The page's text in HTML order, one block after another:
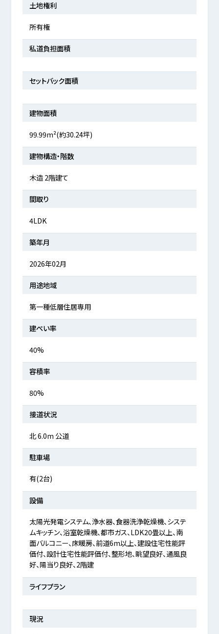
土地権利
所有権
私道負担面積
セットバック面積
建物面積
99.99m²(約30.24坪)
建物構造・階数
木造 2階建て
間取り
4LDK
築年月
2026年02月
用途地域
第一種低層住居専用
建ぺい率
40%
容積率
80%
接道状況
北 6.0m 公道
駐車場
有(2台)
設備
太陽光発電システム、浄水器、食器洗浄乾燥機、システ
ムキッチン、浴室乾燥機、都市ガス、LDK20畳以上、南
面バルコニー、床暖房、前道6m以上、建設住宅性能評
価付、設計住宅性能評価付、整形地、眺望良好、通風良
好、陽当り良好、2階建
ライフプラン
現況